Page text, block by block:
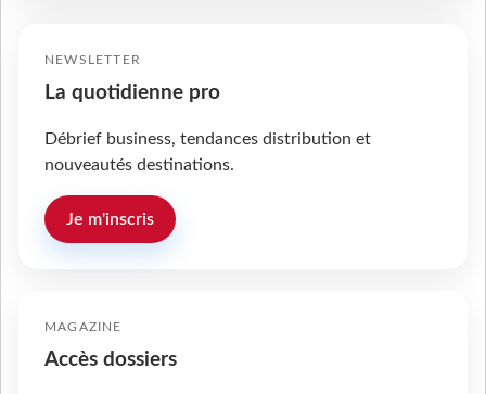
NEWSLETTER
La quotidienne pro
Débrief business, tendances distribution et
nouveautés destinations.
Je m'inscris
MAGAZINE
Accès dossiers